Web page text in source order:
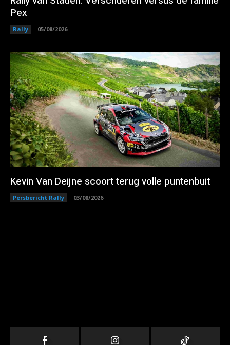
Pex
Rally 05/08/2026
Kevin Van Deijne scoort terug volle puntenbuit
Persbericht Rally 03/08/2026